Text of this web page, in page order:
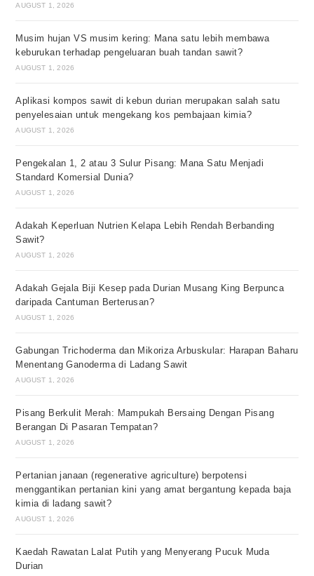
AUGUST 1, 2026
Musim hujan VS musim kering: Mana satu lebih membawa
keburukan terhadap pengeluaran buah tandan sawit?
AUGUST 1, 2026
Aplikasi kompos sawit di kebun durian merupakan salah satu
penyelesaian untuk mengekang kos pembajaan kimia?
AUGUST 1, 2026
Pengekalan 1, 2 atau 3 Sulur Pisang: Mana Satu Menjadi
Standard Komersial Dunia?
AUGUST 1, 2026
Adakah Keperluan Nutrien Kelapa Lebih Rendah Berbanding
Sawit?
AUGUST 1, 2026
Adakah Gejala Biji Kesep pada Durian Musang King Berpunca
daripada Cantuman Berterusan?
AUGUST 1, 2026
Gabungan Trichoderma dan Mikoriza Arbuskular: Harapan Baharu
Menentang Ganoderma di Ladang Sawit
AUGUST 1, 2026
Pisang Berkulit Merah: Mampukah Bersaing Dengan Pisang
Berangan Di Pasaran Tempatan?
AUGUST 1, 2026
Pertanian janaan (regenerative agriculture) berpotensi
menggantikan pertanian kini yang amat bergantung kepada baja
kimia di ladang sawit?
AUGUST 1, 2026
Kaedah Rawatan Lalat Putih yang Menyerang Pucuk Muda
Durian